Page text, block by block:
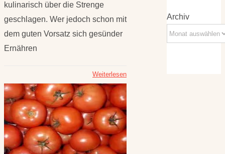
kulinarisch über die Strenge
geschlagen. Wer jedoch schon mit
dem guten Vorsatz sich gesünder
Ernähren
Weiterlesen
Archiv